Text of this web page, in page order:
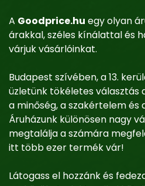
A Goodprice.hu egy olyan
árakkal, széles kínálattal és
várjuk vásárlóinkat.
Budapest szívében, a 13.
üzletünk tökéletes választás
a minőség, a szakértelem és
Áruházunk különösen nagy
megtalálja a számára
itt több ezer termék vár!
Látogass el hozzánk és